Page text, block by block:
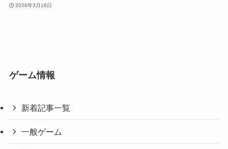
2026年3月16日
ゲーム情報
新着記事一覧
一般ゲーム